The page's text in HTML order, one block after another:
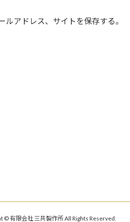
アドレス、サイトを保存する。
© 有限会社 三共製作所 All Rights Reserved.